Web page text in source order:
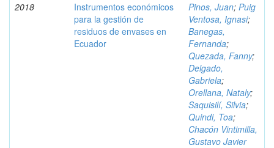
2018
Instrumentos económicos
para la gestión de
residuos de envases en
Ecuador
Pinos, Juan; Puig
Ventosa, Ignasi;
Banegas,
Fernanda;
Quezada, Fanny;
Delgado,
Gabriela;
Orellana, Nataly;
Saquisilí, Silvia;
Quindi, Toa;
Chacón Vintimilla,
Gustavo Javier